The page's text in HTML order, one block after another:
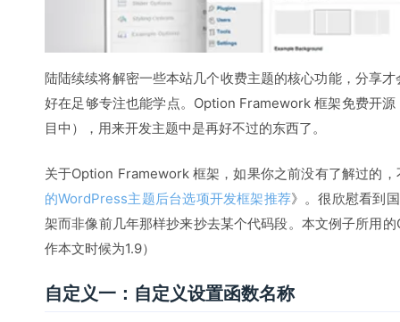
陆陆续续将解密一些本站几个收费主题的核心功能，分享
好在足够专注也能学点。Option Framework 框架免费开
目中），用来开发主题中是再好不过的东西了。
关于Option Framework 框架，如果你之前没有了解过的
的WordPress主题后台选项开发框架推荐》。很欣慰看到
架而非像前几年那样抄来抄去某个代码段。本文例子所用
作本文时候为1.9）
自定义一：自定义设置函数名称